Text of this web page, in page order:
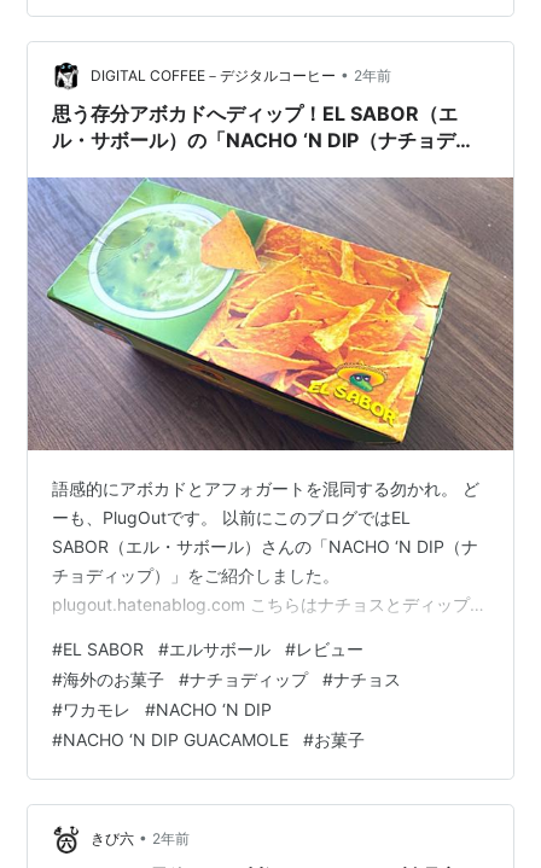
みんなもう立派な大人なので、私があれこれ気を揉む必
要もないのですが、主婦としてはやはり気になります。
しかし考えているうちに、どうでもよくなってきまし
た。 食欲がないわけではないのですが、とにか…
DIGITAL COFFEE－デジタルコーヒー • 2年前
思う存分アボカドへディップ！EL SABOR（エ
ル・サボール）の「NACHO ‘N DIP（ナチョディ
語感的にアボカドとアフォガートを混同する勿かれ。 ど
ーも、PlugOutです。 以前にこのブログではEL
SABOR（エル・サボール）さんの「NACHO ‘N DIP（ナ
チョディップ）」をご紹介しました。
plugout.hatenablog.com こちらはナチョスとディップ用
品で、特に家で映画を観ながら食べるのに最適な一品で
したね。 今回はそんなナチョディップのソース違いの商
品を購入したのでご紹介したいと思います。 それがこち
ら！！！ 「NACHO ‘N DIP（ナチョディップ）
GUACAMOLE（ワカモレ）」 エルサボール ナチョディ
ッ…
#EL SABOR #エルサボール #レビュー
#海外のお菓子 #ナチョディップ #ナチョス
#ワカモレ #NACHO ‘N DIP
#NACHO ‘N DIP GUACAMOLE #お菓子
きび六 • 2年前